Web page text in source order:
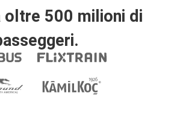
oltre 500 milioni di